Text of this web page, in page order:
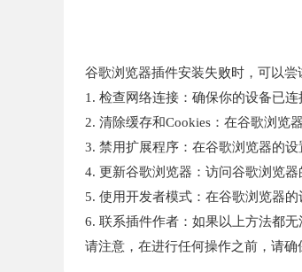
谷歌浏览器插件安装失败时，可以尝
1. 检查网络连接：确保你的设备已
2. 清除缓存和Cookies：在谷歌浏览
3. 禁用扩展程序：在谷歌浏览器的
4. 更新谷歌浏览器：访问谷歌浏览
5. 使用开发者模式：在谷歌浏览器
6. 联系插件作者：如果以上方法都
请注意，在进行任何操作之前，请确